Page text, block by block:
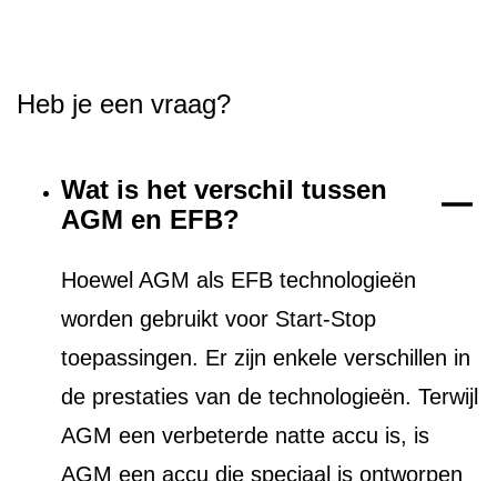
Heb je een vraag?
Wat is het verschil tussen
AGM en EFB?
Hoewel AGM als EFB technologieën
worden gebruikt voor Start-Stop
toepassingen. Er zijn enkele verschillen in
de prestaties van de technologieën. Terwijl
AGM een verbeterde natte accu is, is
AGM een accu die speciaal is ontworpen